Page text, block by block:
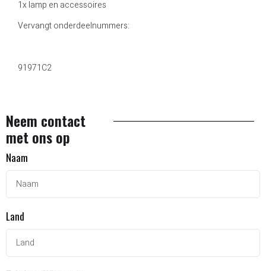
1x lamp en accessoires
Vervangt onderdeelnummers:
91971C2
Neem contact
met ons op
Naam
Land